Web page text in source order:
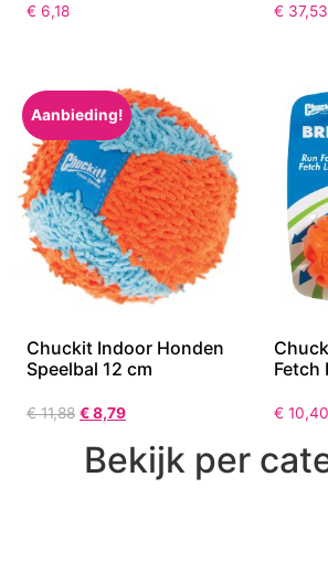
€ 6,18 € 37,53
Aanbieding!
Chuckit Indoor Honden
Speelbal 12 cm
€11,88 €8,79
Fetch
€ 10,40
Bekijk per